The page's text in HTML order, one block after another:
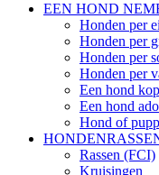
EEN HOND
Honden per
Honden per
Honden per
Honden per
Een hond
Een hond
Hond of
Rassen (FCI)
Kruisingen